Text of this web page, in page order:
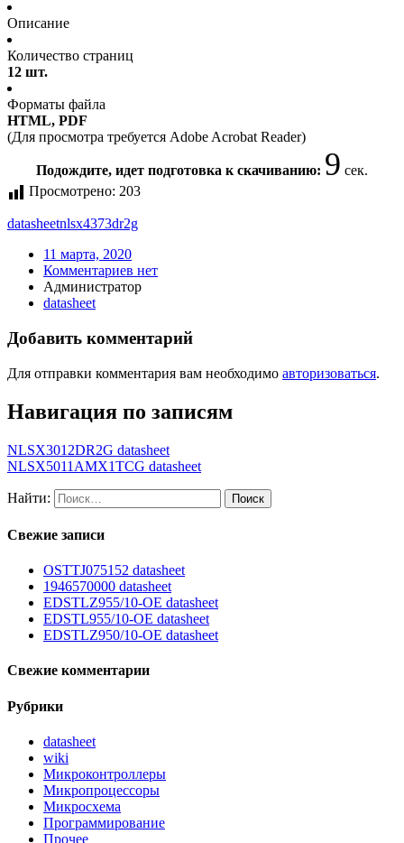
Описание
Количество страниц
12 шт.
Форматы файла
HTML, PDF
(Для просмотра требуется Adobe Acrobat Reader)
Подождите, идет подготовка к скачиванию: 9 сек.
Просмотрено: 203
datasheetnlsx4373dr2g
11 марта, 2020
Комментариев нет
Администратор
datasheet
Добавить комментарий
Для отправки комментария вам необходимо авторизоваться.
Навигация по записям
NLSX3012DR2G datasheet
NLSX5011AMX1TCG datasheet
Найти:
Свежие записи
OSTTJ075152 datasheet
1946570000 datasheet
EDSTLZ955/10-OE datasheet
EDSTL955/10-OE datasheet
EDSTLZ950/10-OE datasheet
Свежие комментарии
Рубрики
datasheet
wiki
Микроконтроллеры
Микропроцессоры
Микросхема
Программирование
Прочее